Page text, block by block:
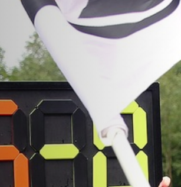
FANSHOP
FAQ